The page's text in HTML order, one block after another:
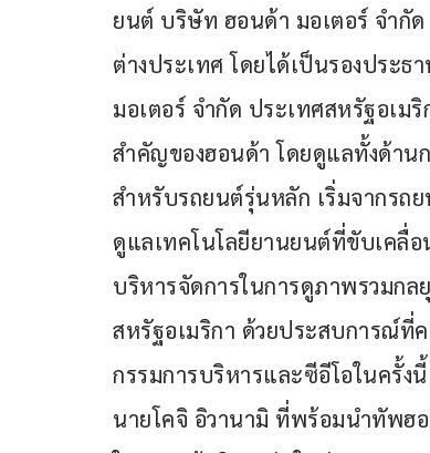
ยนต์ บริษัท ฮอนด้า มอเตอร์ จำกั
ต่างประเทศ โดยได้เป็นรองประ
มอเตอร์ จำกัด ประเทศสหรัฐอเม
สำคัญของฮอนด้า โดยดูแลทั้งด้า
สำหรับรถยนต์รุ่นหลัก เริ่มจากรถ
ดูแลเทคโนโลยียานยนต์ที่ขับเคลื่
บริหารจัดการในการดูภาพรวมก
สหรัฐอเมริกา ด้วยประสบการณ์ที่
กรรมการบริหารและซีอีโอในครั้ง
นายโคจิ อิวานามิ ที่พร้อมนำทัพฮ